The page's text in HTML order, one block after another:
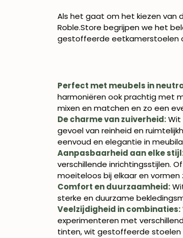
Als het gaat om het kiezen van
Roble.Store begrijpen we het
gestoffeerde eetkamerstoelen
Perfect met meubels in
harmoniëren ook prachtig met
mixen en matchen en zo een
De charme van zuiverheid:Wit
gevoel van reinheid en
eenvoud en elegantie in
Aanpasbaarheid aan elke
verschillende inrichtingsstijlen.
moeiteloos bij elkaar en vormen
Comfort en duurzaamheid:
sterke en duurzame
Veelzijdigheid in combinaties:
experimenteren met
tinten, wit gestoffeerde stoelen